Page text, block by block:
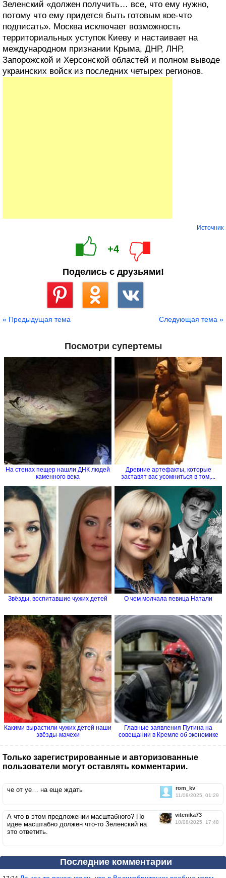
Зеленский «должен получить… все, что ему нужно,
потому что ему придется быть готовым кое-что
подписать». Москва исключает возможность
территориальных уступок Киеву и настаивает на
международном признании Крыма, ДНР, ЛНР,
Запорожской и Херсонской областей и полном выводе
украинских войск из последних четырех регионов.
Источник
+4
Поделись с друзьями!
« Предыдущая тема Следующая тема »
Посмотри супертемы
На стенах пещер нашли ДНК людей
каменного века
Древние артефакты, которые
заставят вас усомниться в том,...
Звёзды, воспитавшие чужих детей О чем молчала певица Натали
Какими вырастили чужих детей наши
звёзды-мачехи
Главные заявления Путина на
совещании в Кремле об экономике
Только зарегистрированные и авторизованные
пользователи могут оставлять комментарии.
rom_kv
11/08/2025, 01:29
че от уе… на еще ждать
vitenika73
10/08/2025, 17:48
А что в этом предложении масштабного? По
идее масштабно должен что-то Зеленский на
это ответить.
Последние комментарии